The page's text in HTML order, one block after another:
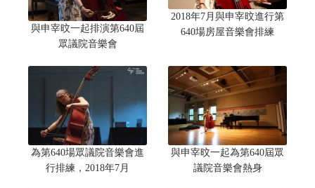
與申宰旼一起排演第640屆
眾議院音樂會
2018年7月與申宰旼進行第
640場房屋音樂會排練
為第640場眾議院音樂會進
行排練，2018年7月
與申宰旼一起為第640屆眾
議院音樂會熱身